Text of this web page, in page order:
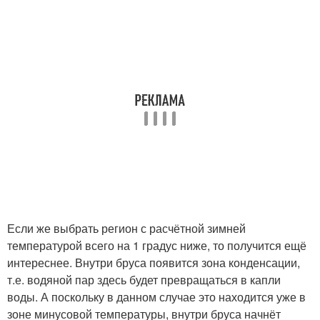
Если же выбрать регион с расчётной зимней
температурой всего на 1 градус ниже, то получится ещё
интереснее. Внутри бруса появится зона конденсации,
т.е. водяной пар здесь будет превращаться в капли
воды. А поскольку в данном случае это находится уже в
зоне минусовой температуры, внутри бруса начнёт